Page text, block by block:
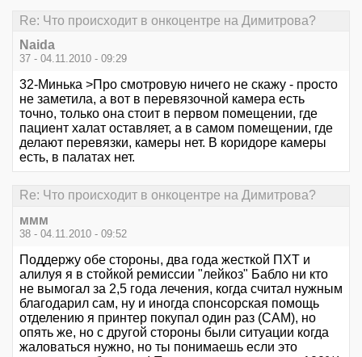
Re: Что происходит в онкоцентре на Димитрова?
Naida
37 - 04.11.2010 - 09:29
32-Минька >Про смотровую ничего не скажу - просто
не заметила, а вот в перевязочной камера есть
точно, только она стоит в первом помещении, где
пациент халат оставляет, а в самом помещении, где
делают перевязки, камеры нет. В коридоре камеры
есть, в палатах нет.
Re: Что происходит в онкоцентре на Димитрова?
ммм
38 - 04.11.2010 - 09:52
Поддержу обе стороны, два года жесткой ПХТ и
алилуя я в стойкой ремиссии "лейкоз" Бабло ни кто
не вымогал за 2,5 года лечения, когда считал нужным
благодарил сам, ну и иногда спонсорская помощь
отделению я принтер покупал один раз (САМ), но
опять же, но с другой стороны были ситуации когда
жаловаться нужно, но ты понимаешь если это